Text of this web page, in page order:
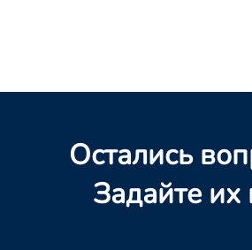
Остались
Задайте их